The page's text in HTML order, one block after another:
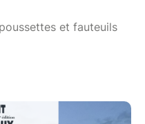
et fauteuils